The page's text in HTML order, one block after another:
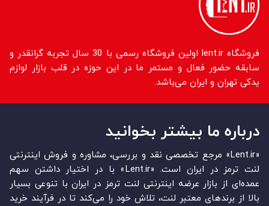
فروشگاه lent.ir اولین فروشگاه رسمی با 30 سال تجربه گرانقدر و
سابقه حضور فعال و مستمر ما در این حوزه در قلب بازار لوازم
یدکی تهران و ایران می‌باشد.
درباره ما بیشتر بخوانید
«Lent.ir» مرجع تخصصی نقد و بررسی، مشاوره و فروش اینترنتی
لنت ترمز در ایران است. «Lent.ir» با در اختیار داشتن سهم
عمده‏‌ای از بازار عرضه اینترنتی لنت ترمز در ایران با تنوعی بسیار
بالا از برندهای معتبر لنت، تلاش خود را می‌‏‏کند تا در فرآیند خرید